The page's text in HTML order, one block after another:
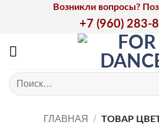
Возникли вопросы?
+7 (960) 283-
Искать:
ГЛАВНАЯ / ТОВАР